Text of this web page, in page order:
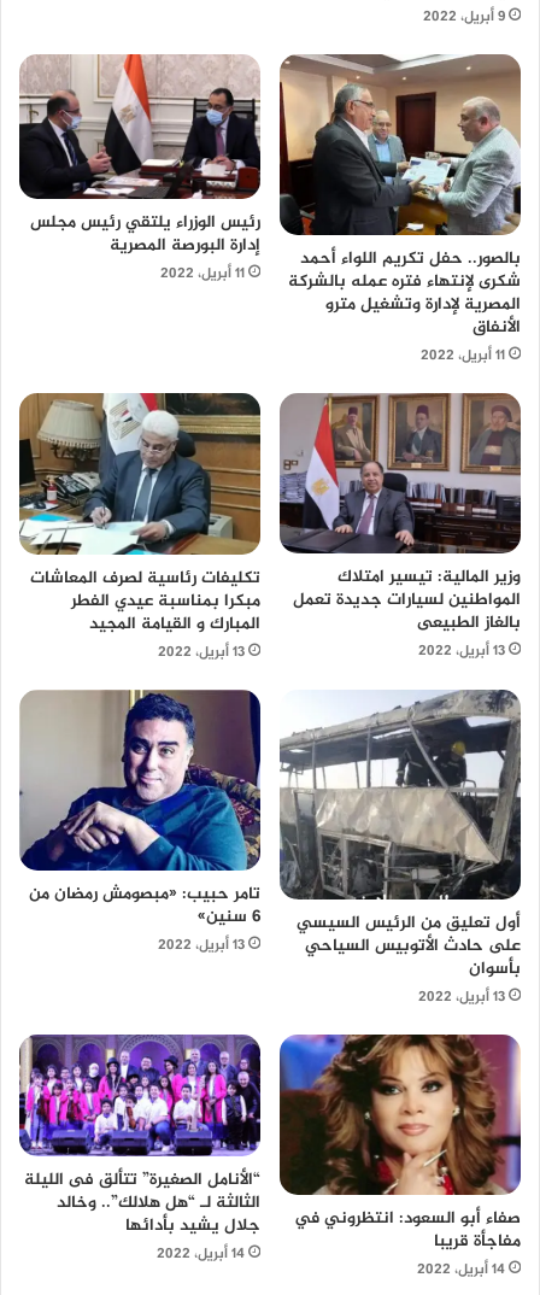
9 أبريل، 2022
بالصور.. حفل تكريم اللواء أحمد
شكرى لإنتهاء فتره عمله بالشركة
المصرية لإدارة وتشغيل مترو
الأنفاق
11 أبريل، 2022
رئيس الوزراء يلتقي رئيس مجلس
إدارة البورصة المصرية
11 أبريل، 2022
وزير المالية: تيسير امتلاك
المواطنين لسيارات جديدة تعمل
بالغاز الطبيعى
13 أبريل، 2022
تكليفات رئاسية لصرف المعاشات
مبكرا بمناسبة عيدي الفطر
المبارك و القيامة المجيد
13 أبريل، 2022
أول تعليق من الرئيس السيسي
على حادث الأتوبيس السياحي
بأسوان
13 أبريل، 2022
تامر حبيب: «مبصومش رمضان من
6 سنين»
13 أبريل، 2022
صفاء أبو السعود: انتظروني في
مفاجأة قريبا
14 أبريل، 2022
“الأنامل الصغيرة” تتألق فى الليلة
الثالثة لـ “هل هلالك”.. وخالد
جلال يشيد بأدائها
14 أبريل، 2022